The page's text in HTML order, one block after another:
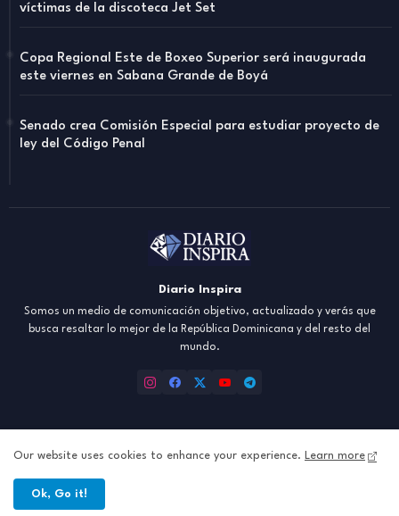
víctimas de la discoteca Jet Set
Copa Regional Este de Boxeo Superior será inaugurada
este viernes en Sabana Grande de Boyá
Senado crea Comisión Especial para estudiar proyecto de
ley del Código Penal
Diario Inspira
Somos un medio de comunicación objetivo, actualizado y verás que
busca resaltar lo mejor de la República Dominicana y del resto del
mundo.
Inicio About Contact us Política de Privacidad
Our website uses cookies to enhance your experience. Learn more
Ok, Go it!